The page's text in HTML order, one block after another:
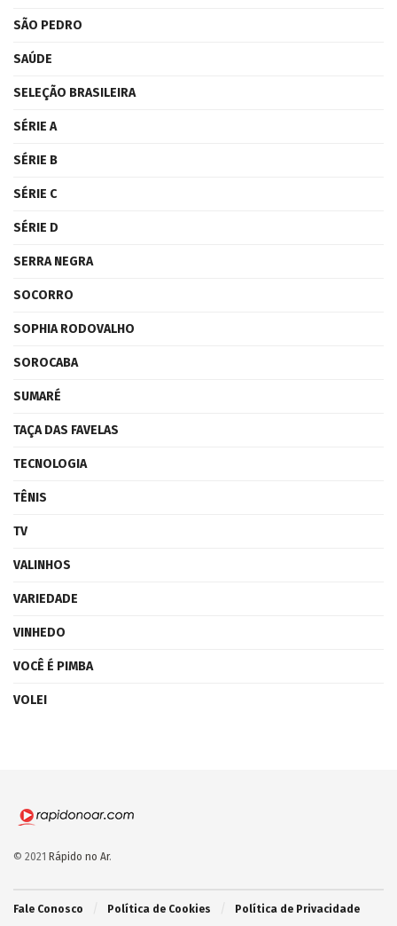
SÃO PEDRO
SAÚDE
SELEÇÃO BRASILEIRA
SÉRIE A
SÉRIE B
SÉRIE C
SÉRIE D
SERRA NEGRA
SOCORRO
SOPHIA RODOVALHO
SOROCABA
SUMARÉ
TAÇA DAS FAVELAS
TECNOLOGIA
TÊNIS
TV
VALINHOS
VARIEDADE
VINHEDO
VOCÊ É PIMBA
VOLEI
© 2021 Rápido no Ar.
Fale Conosco Política de Cookies Política de Privacidade